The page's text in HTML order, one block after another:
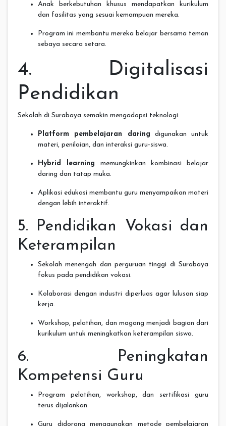
Anak berkebutuhan khusus mendapatkan kurikulum
dan fasilitas yang sesuai kemampuan mereka.
Program ini membantu mereka belajar bersama teman
sebaya secara setara.
4. Digitalisasi
Pendidikan
Sekolah di Surabaya semakin mengadopsi teknologi:
Platform pembelajaran daring digunakan untuk
materi, penilaian, dan interaksi guru-siswa.
Hybrid learning memungkinkan kombinasi belajar
daring dan tatap muka.
Aplikasi edukasi membantu guru menyampaikan materi
dengan lebih interaktif.
5. Pendidikan Vokasi dan
Keterampilan
Sekolah menengah dan perguruan tinggi di Surabaya
fokus pada pendidikan vokasi.
Kolaborasi dengan industri diperluas agar lulusan siap
kerja.
Workshop, pelatihan, dan magang menjadi bagian dari
kurikulum untuk meningkatkan keterampilan siswa.
6. Peningkatan
Kompetensi Guru
Program pelatihan, workshop, dan sertifikasi guru
terus dijalankan.
Guru didorong menggunakan metode pembelajaran